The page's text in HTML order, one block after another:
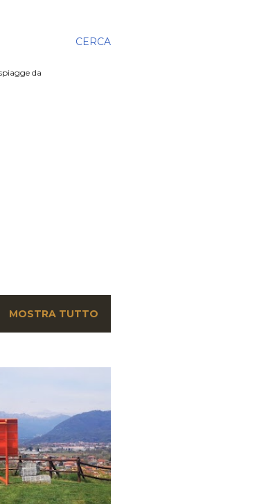
CERCA
da
MOSTRA TUTTO